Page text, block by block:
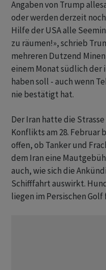
Angaben von Trump
oder werden derzeit
Hilfe der USA alle
zu räumen!», schrieb
mehreren Dutzend
einem Monat südlich der
haben soll - auch wenn
nie bestätigt hat.
Der Iran hatte die
Konflikts am 28. Februar
offen, ob Tanker und
dem Iran eine
auch, wie sich die
Schifffahrt auswirkt.
liegen im Persischen Golf